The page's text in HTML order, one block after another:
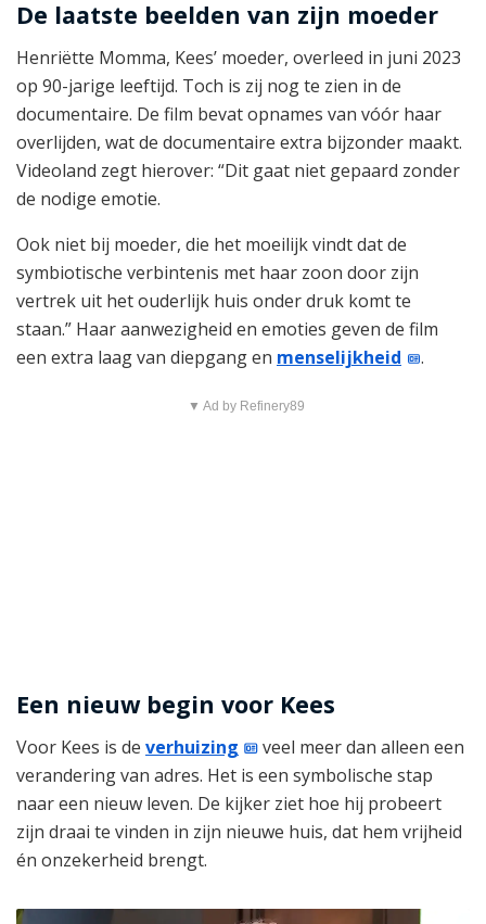
De laatste beelden van zijn moeder
Henriëtte Momma, Kees’ moeder, overleed in juni 2023
op 90-jarige leeftijd. Toch is zij nog te zien in de
documentaire. De film bevat opnames van vóór haar
overlijden, wat de documentaire extra bijzonder maakt.
Videoland zegt hierover: “Dit gaat niet gepaard zonder
de nodige emotie.
Ook niet bij moeder, die het moeilijk vindt dat de
symbiotische verbintenis met haar zoon door zijn
vertrek uit het ouderlijk huis onder druk komt te
staan.” Haar aanwezigheid en emoties geven de film
een extra laag van diepgang en menselijkheid .
▼ Ad by Refinery89
Een nieuw begin voor Kees
Voor Kees is de verhuizing
veel meer dan alleen een
verandering van adres. Het is een symbolische stap
naar een nieuw leven. De kijker ziet hoe hij probeert
zijn draai te vinden in zijn nieuwe huis, dat hem vrijheid
én onzekerheid brengt.